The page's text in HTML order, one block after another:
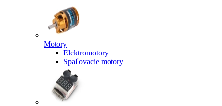
Motory
Elektromotory
Spaľovacie motory